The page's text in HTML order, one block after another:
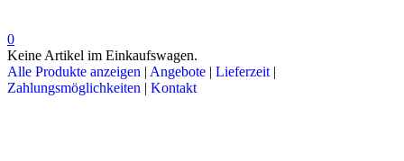
0
Keine Artikel im Einkaufswagen.
Alle Produkte anzeigen | Angebote | Lieferzeit |
Zahlungsmöglichkeiten | Kontakt